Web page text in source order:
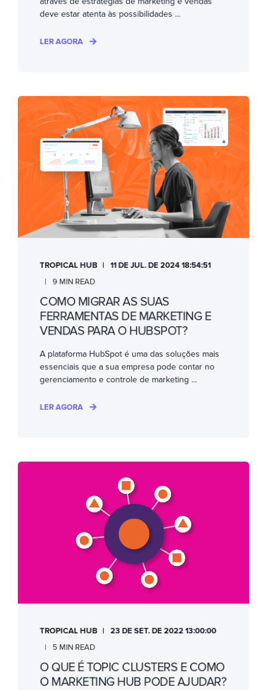
deve estar atenta às possibilidades ...
LER AGORA
TROPICAL HUB 11 DE JUL. DE 2024 18:54:51
9 MIN READ
COMO MIGRAR AS SUAS
FERRAMENTAS DE MARKETING E
VENDAS PARA O HUBSPOT?
A plataforma HubSpot é uma das soluções mais
essenciais que a sua empresa pode contar no
gerenciamento e controle de marketing ...
LER AGORA
TROPICAL HUB 23 DE SET. DE 2022 13:00:00
5 MIN READ
O QUE É TOPIC CLUSTERS E COMO
O MARKETING HUB PODE AJUDAR?